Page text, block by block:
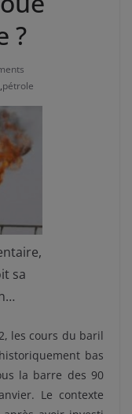
?
,pétrole
sa
les cours du baril
bas
la barre des 90
Le contexte